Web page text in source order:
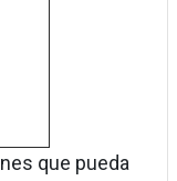
que pueda